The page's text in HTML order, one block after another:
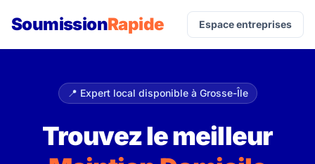
SoumissionRapide Espace entreprises
📍 Expert local disponible à Grosse-Île
Trouvez le meilleur